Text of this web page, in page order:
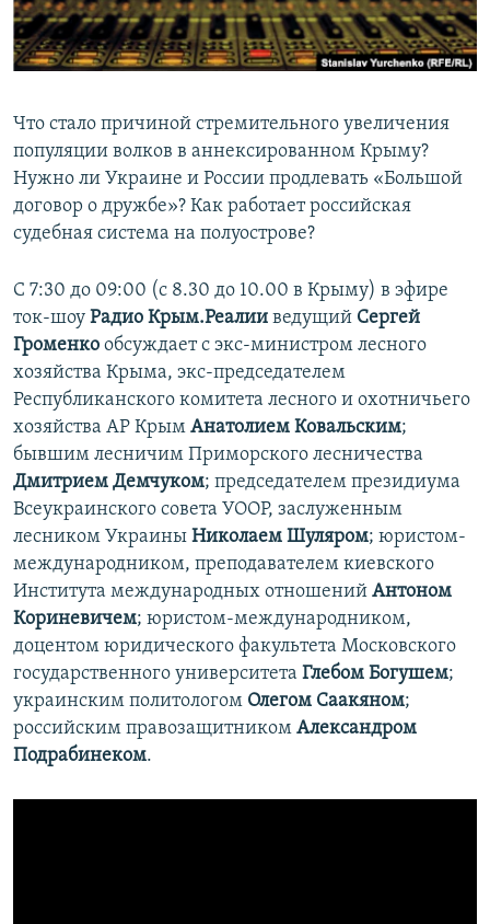
ПОБЕДИТЕЛЕЙ НЕ СУДЯТ?
КРЫМ.НЕПОКОРЕННЫЙ
УКРАИНСКАЯ ПРОБЛЕМА КРЫМА
ПРИСОЕДИНЯЙТЕСЬ!
Все сайты RFE/RL
Что стало причиной стремительного увеличения
популяции волков в аннексированном Крыму?
Нужно ли Украине и России продлевать «Большой
договор о дружбе»? Как работает российская
судебная система на полуострове?
С 7:30 до 09:00 (с 8.30 до 10.00 в Крыму) в эфире
ток-шоу Радио Крым.Реалии ведущий Сергей
Громенко обсуждает с экс-министром лесного
хозяйства Крыма, экс-председателем
Республиканского комитета лесного и охотничьего
хозяйства АР Крым Анатолием Ковальским;
бывшим лесничим Приморского лесничества
Дмитрием Демчуком; председателем президиума
Всеукраинского совета УООР, заслуженным
лесником Украины Николаем Шуляром; юристом-
международником, преподавателем киевского
Института международных отношений Антоном
Кориневичем; юристом-международником,
доцентом юридического факультета Московского
государственного университета Глебом Богушем;
украинским политологом Олегом Саакяном;
российским правозащитником Александром
Подрабинеком.